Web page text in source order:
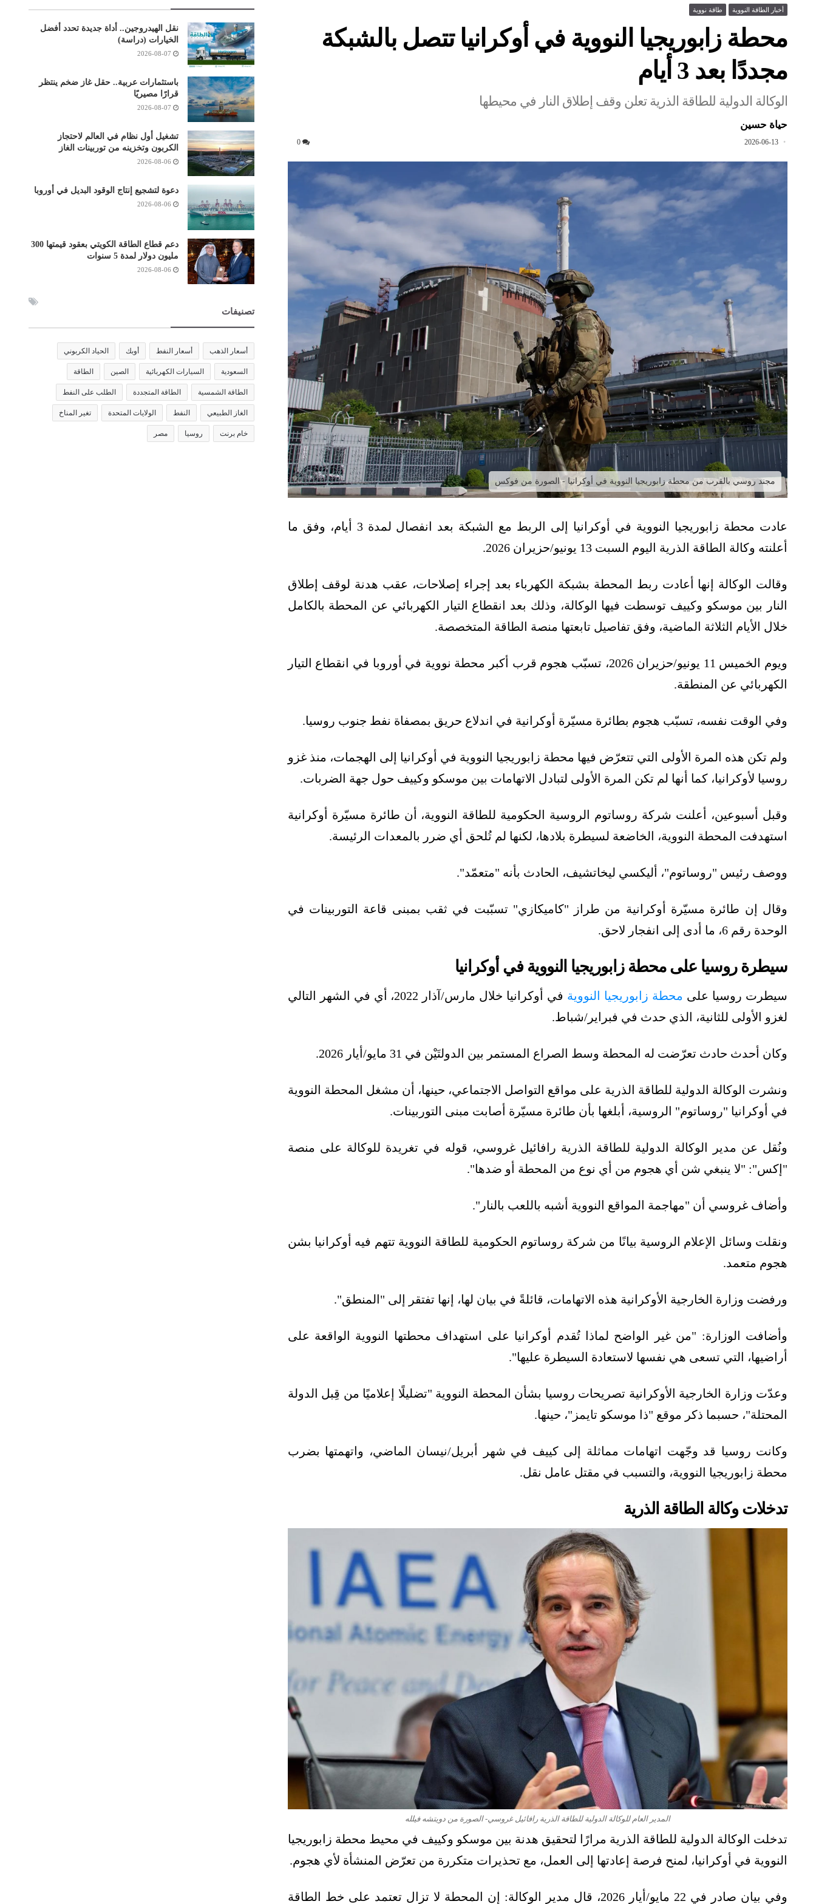
أخبار الطاقة النووية طاقة نووية
محطة زابوريجيا النووية في أوكرانيا تتصل بالشبكة
مجددًا بعد 3 أيام
الوكالة الدولية للطاقة الذرية تعلن وقف إطلاق النار في محيطها
حياة حسين
2026-06-13
0
مجند روسي بالقرب من محطة زابوريجيا النووية في أوكرانيا - الصورة من فوكس
عادت محطة زابوريجيا النووية في أوكرانيا إلى الربط مع الشبكة بعد انفصال لمدة 3 أيام، وفق ما
أعلنته وكالة الطاقة الذرية اليوم السبت 13 يونيو/حزيران 2026.
وقالت الوكالة إنها أعادت ربط المحطة بشبكة الكهرباء بعد إجراء إصلاحات، عقب هدنة لوقف إطلاق
النار بين موسكو وكييف توسطت فيها الوكالة، وذلك بعد انقطاع التيار الكهربائي عن المحطة بالكامل
خلال الأيام الثلاثة الماضية، وفق تفاصيل تابعتها منصة الطاقة المتخصصة.
ويوم الخميس 11 يونيو/حزيران 2026، تسبّب هجوم قرب أكبر محطة نووية في أوروبا في انقطاع التيار
الكهربائي عن المنطقة.
وفي الوقت نفسه، تسبّب هجوم بطائرة مسيّرة أوكرانية في اندلاع حريق بمصفاة نفط جنوب روسيا.
ولم تكن هذه المرة الأولى التي تتعرّض فيها محطة زابوريجيا النووية في أوكرانيا إلى الهجمات، منذ غزو
روسيا لأوكرانيا، كما أنها لم تكن المرة الأولى لتبادل الاتهامات بين موسكو وكييف حول جهة الضربات.
وقبل أسبوعين، أعلنت شركة روساتوم الروسية الحكومية للطاقة النووية، أن طائرة مسيّرة أوكرانية
استهدفت المحطة النووية، الخاضعة لسيطرة بلادها، لكنها لم تُلحق أي ضرر بالمعدات الرئيسة.
ووصف رئيس "روساتوم"، أليكسي ليخاتشيف، الحادث بأنه "متعمّد".
وقال إن طائرة مسيّرة أوكرانية من طراز "كاميكازي" تسبّبت في ثقب بمبنى قاعة التوربينات في
الوحدة رقم 6، ما أدى إلى انفجار لاحق.
سيطرة روسيا على محطة زابوريجيا النووية في أوكرانيا
سيطرت روسيا على محطة زابوريجيا النووية
في أوكرانيا خلال مارس/آذار 2022، أي في الشهر التالي
لغزو الأولى للثانية، الذي حدث في فبراير/شباط.
وكان أحدث حادث تعرّضت له المحطة وسط الصراع المستمر بين الدولتَيْن في 31 مايو/أيار 2026.
ونشرت الوكالة الدولية للطاقة الذرية على مواقع التواصل الاجتماعي، حينها، أن مشغل المحطة النووية
في أوكرانيا "روساتوم" الروسية، أبلغها بأن طائرة مسيّرة أصابت مبنى التوربينات.
ونُقل عن مدير الوكالة الدولية للطاقة الذرية رافائيل غروسي، قوله في تغريدة للوكالة على منصة
"إكس": "لا ينبغي شن أي هجوم من أي نوع من المحطة أو ضدها".
وأضاف غروسي أن "مهاجمة المواقع النووية أشبه باللعب بالنار".
ونقلت وسائل الإعلام الروسية بيانًا من شركة روساتوم الحكومية للطاقة النووية تتهم فيه أوكرانيا بشن
هجوم متعمد.
ورفضت وزارة الخارجية الأوكرانية هذه الاتهامات، قائلةً في بيان لها، إنها تفتقر إلى "المنطق".
وأضافت الوزارة: "من غير الواضح لماذا تُقدم أوكرانيا على استهداف محطتها النووية الواقعة على
أراضيها، التي تسعى هي نفسها لاستعادة السيطرة عليها".
وعدّت وزارة الخارجية الأوكرانية تصريحات روسيا بشأن المحطة النووية "تضليلًا إعلاميًا من قِبل الدولة
المحتلة"، حسبما ذكر موقع "ذا موسكو تايمز"، حينها.
وكانت روسيا قد وجّهت اتهامات مماثلة إلى كييف في شهر أبريل/نيسان الماضي، واتهمتها بضرب
محطة زابوريجيا النووية، والتسبب في مقتل عامل نقل.
تدخلات وكالة الطاقة الذرية
المدير العام للوكالة الدولية للطاقة الذرية رافائيل غروسي- الصورة من دويتشه فيلله
تدخلت الوكالة الدولية للطاقة الذرية مرارًا لتحقيق هدنة بين موسكو وكييف في محيط محطة زابوريجيا
النووية في أوكرانيا، لمنح فرصة إعادتها إلى العمل، مع تحذيرات متكررة من تعرّض المنشأة لأي هجوم.
وفي بيان صادر في 22 مايو/أيار 2026، قال مدير الوكالة: إن المحطة لا تزال تعتمد على خط الطاقة
نقل الهيدروجين.. أداة جديدة تحدد أفضل
الخيارات (دراسة)
2026-08-07
باستثمارات عربية.. حقل غاز ضخم ينتظر
قرارًا مصيريًا
2026-08-07
تشغيل أول نظام في العالم لاحتجاز
الكربون وتخزينه من توربينات الغاز
2026-08-06
دعوة لتشجيع إنتاج الوقود البديل في أوروبا
2026-08-06
دعم قطاع الطاقة الكويتي بعقود قيمتها 300
مليون دولار لمدة 5 سنوات
2026-08-06
تصنيفات
أسعار الذهب أسعار النفط أوبك الحياد الكربوني
السعودية السيارات الكهربائية الصين الطاقة
الطاقة الشمسية الطاقة المتجددة الطلب على النفط
الغاز الطبيعي النفط الولايات المتحدة تغير المناخ
خام برنت روسيا مصر